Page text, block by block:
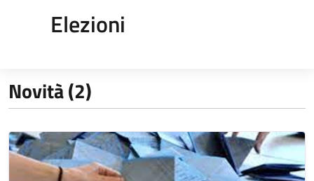
Elezioni
Novità (2)